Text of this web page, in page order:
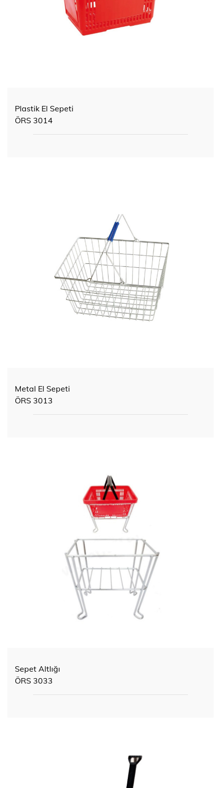
Plastik El Sepeti
ÖRS 3014
Metal El Sepeti
ÖRS 3013
Sepet Altlığı
ÖRS 3033